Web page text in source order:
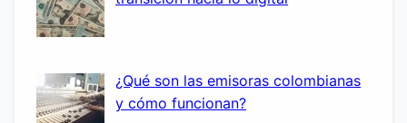
¿Qué son las emisoras colombianas
y cómo funcionan?